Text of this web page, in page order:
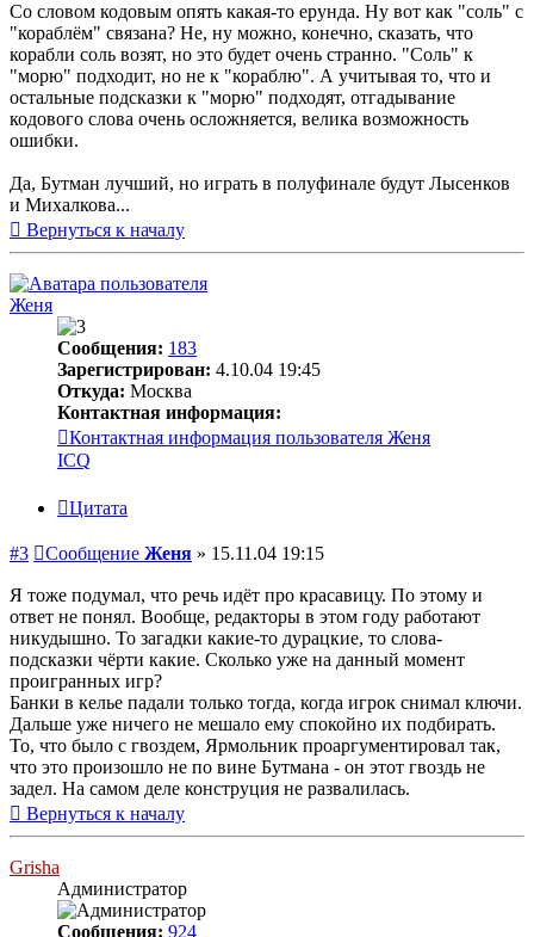
Со словом кодовым опять какая-то ерунда. Ну вот как "соль" с
"кораблём" связана? Не, ну можно, конечно, сказать, что
корабли соль возят, но это будет очень странно. "Соль" к
"морю" подходит, но не к "кораблю". А учитывая то, что и
остальные подсказки к "морю" подходят, отгадывание
кодового слова очень осложняется, велика возможность
ошибки.
Да, Бутман лучший, но играть в полуфинале будут Лысенков
и Михалкова...
Вернуться к началу
Женя
Сообщения: 183
Зарегистрирован: 4.10.04 19:45
Откуда: Москва
Контактная информация:
Контактная информация пользователя Женя
ICQ
Цитата
#3 Сообщение Женя » 15.11.04 19:15
Я тоже подумал, что речь идёт про красавицу. По этому и
ответ не понял. Вообще, редакторы в этом году работают
никудышно. То загадки какие-то дурацкие, то слова-
подсказки чёрти какие. Сколько уже на данный момент
проигранных игр?
Банки в келье падали только тогда, когда игрок снимал ключи.
Дальше уже ничего не мешало ему спокойно их подбирать.
То, что было с гвоздем, Ярмольник проаргументировал так,
что это произошло не по вине Бутмана - он этот гвоздь не
задел. На самом деле конструция не развалилась.
Вернуться к началу
Grisha
Администратор
Сообщения: 924